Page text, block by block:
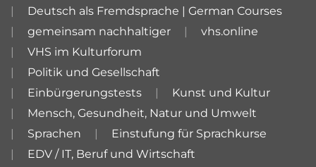
Deutsch als Fremdsprache | German Courses
gemeinsam nachhaltiger
vhs.online
VHS im Kulturforum
Politik und Gesellschaft
Einbürgerungstests
Kunst und Kultur
Mensch, Gesundheit, Natur und Umwelt
Sprachen
Einstufung für Sprachkurse
EDV / IT, Beruf und Wirtschaft